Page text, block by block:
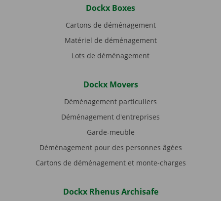
Dockx Boxes
Cartons de déménagement
Matériel de déménagement
Lots de déménagement
Dockx Movers
Déménagement particuliers
Déménagement d'entreprises
Garde-meuble
Déménagement pour des personnes âgées
Cartons de déménagement et monte-charges
Dockx Rhenus Archisafe